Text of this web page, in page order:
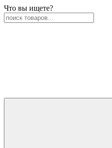
Что вы ищете?